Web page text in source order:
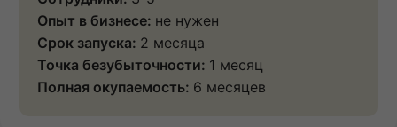
Опыт в бизнесе: не нужен
Срок запуска: 2 месяца
Точка безубыточности: 1 месяц
Полная окупаемость: 6 месяцев